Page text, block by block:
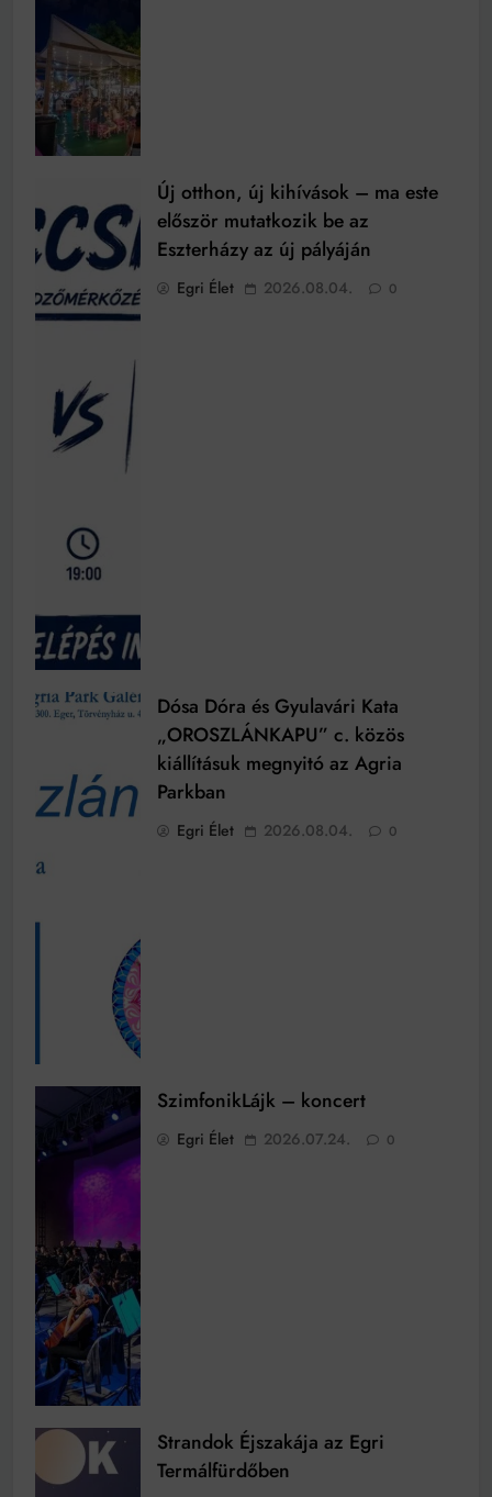
Új otthon, új kihívások – ma este
először mutatkozik be az
Eszterházy az új pályáján
Egri Élet 2026.08.04. 0
Dósa Dóra és Gyulavári Kata
„OROSZLÁNKAPU” c. közös
kiállításuk megnyitó az Agria
Parkban
Egri Élet 2026.08.04. 0
SzimfonikLájk – koncert
Egri Élet 2026.07.24. 0
Strandok Éjszakája az Egri
Termálfürdőben